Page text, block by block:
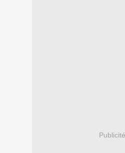
Publicité